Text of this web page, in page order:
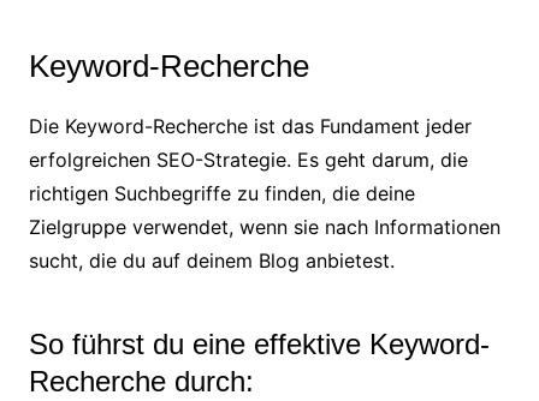
Keyword-Recherche
Die Keyword-Recherche ist das Fundament jeder
erfolgreichen SEO-Strategie. Es geht darum, die
richtigen Suchbegriffe zu finden, die deine
Zielgruppe verwendet, wenn sie nach Informationen
sucht, die du auf deinem Blog anbietest.
So führst du eine effektive Keyword-
Recherche durch: